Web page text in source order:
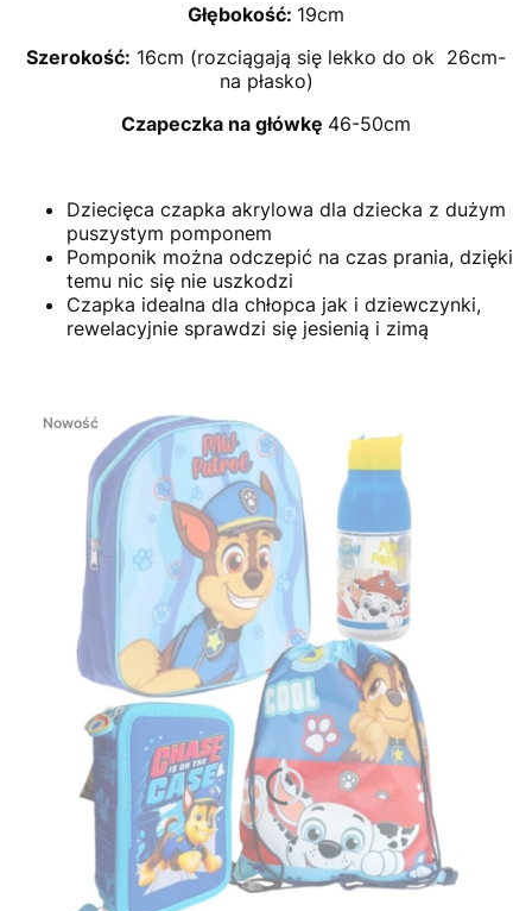
Głębokość: 19cm
Szerokość: 16cm (rozciągają się lekko do ok 26cm-
na płasko)
Czapeczka na główkę 46-50cm
Dziecięca czapka akrylowa dla dziecka z dużym
puszystym pomponem
Pomponik można odczepić na czas prania, dzięki
temu nic się nie uszkodzi
Czapka idealna dla chłopca jak i dziewczynki,
rewelacyjnie sprawdzi się jesienią i zimą
Nowość